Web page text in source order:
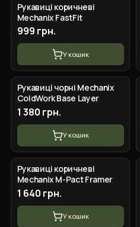
Рукавиці коричневі
Mechanix FastFit
999 грн.
У кошик
Рукавиці чорні Mechanix
ColdWork Base Layer
1 380 грн.
У кошик
+4вар.
Рукавиці коричневі
Mechanix M-Pact Framer
1 640 грн.
У кошик